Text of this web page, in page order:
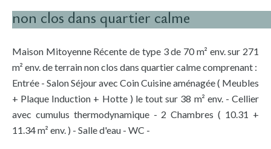
non clos dans quartier calme
Maison Mitoyenne Récente de type 3 de 70 m² env. sur 271
m² env. de terrain non clos dans quartier calme comprenant :
Entrée - Salon Séjour avec Coin Cuisine aménagée ( Meubles
+ Plaque Induction + Hotte ) le tout sur 38 m² env. - Cellier
avec cumulus thermodynamique - 2 Chambres ( 10.31 +
11.34 m² env. ) - Salle d'eau - WC -